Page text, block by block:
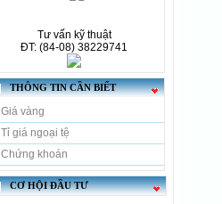
Tư vấn kỹ thuật
ĐT: (84-08) 38229741
THÔNG TIN CẦN BIẾT
Giá vàng
Tỉ giá ngoại tệ
Chứng khoán
CƠ HỘI ĐẦU TƯ